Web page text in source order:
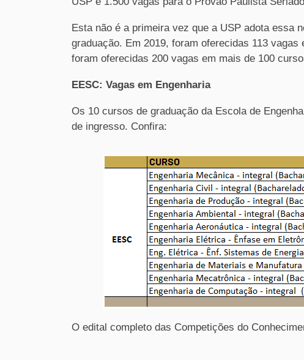
Esta não é a primeira vez que a USP adota essa
graduação. Em 2019, foram oferecidas 113
foram oferecidas 200 vagas em mais de 100
EESC: Vagas em Engenharia
Os 10 cursos de graduação da Escola de
de ingresso. Confira:
O edital completo das Competições do